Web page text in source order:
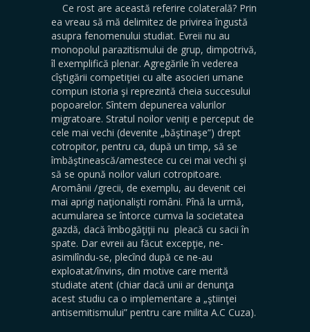
Ce rost are această referire colaterală? Prin
ea vreau să mă delimitez de privirea îngustă
asupra fenomenului studiat. Evreii nu au
monopolul parazitismului de grup, dimpotrivă,
îl exemplifică plenar. Agregările în vederea
cîştigării competiţiei cu alte asocieri umane
compun istoria şi reprezintă cheia succesului
popoarelor. Sîntem depunerea valurilor
migratoare. Stratul noilor veniţi e perceput de
cele mai vechi (devenite „băştinaşe”) drept
cotropitor, pentru ca, după un timp, să se
îmbăştinească/amestece cu cei mai vechi şi
să se opună noilor valuri cotropitoare.
Aromânii /grecii, de exemplu, au devenit cei
mai aprigi naţionalişti români. Pînă la urmă,
acumularea se întorce cumva la societatea
gazdă, dacă îmbogăţiţii nu pleacă cu sacii în
spate. Dar evreii au făcut excepţie, ne-
asimilîndu-se, plecînd după ce ne-au
exploatat/învins, din motive care merită
studiate atent (chiar dacă unii ar denunţa
acest studiu ca o implementare a „ştiinţei
antisemitismului” pentru care milita A.C Cuza).